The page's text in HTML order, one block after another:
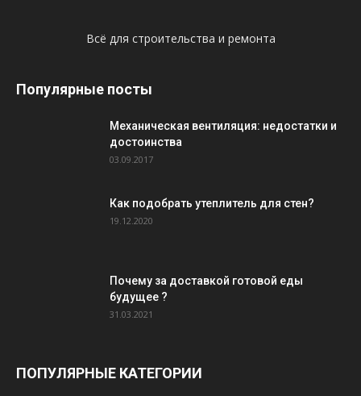
Всё для строительства и ремонта
Популярные посты
Механическая вентиляция: недостатки и
достоинства
03.09.2017
Как подобрать утеплитель для стен?
19.12.2020
Почему за доставкой готовой еды
будущее ?
31.03.2021
ПОПУЛЯРНЫЕ КАТЕГОРИИ